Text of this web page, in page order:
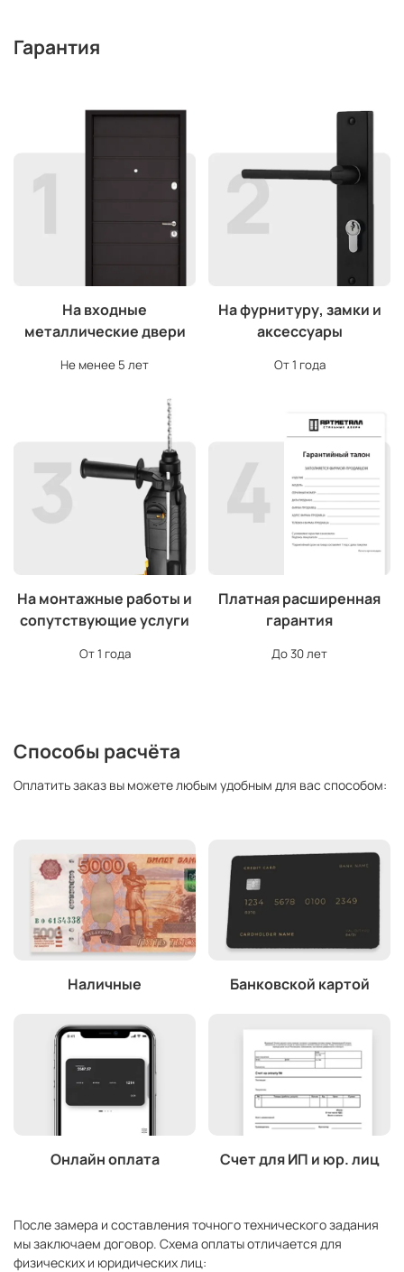
Гарантия
На входные
металлические двери
Не менее 5 лет
На фурнитуру, замки и
аксессуары
От 1 года
На монтажные работы и
сопутствующие услуги
От 1 года
Платная расширенная
гарантия
До 30 лет
Способы расчёта
Оплатить заказ вы можете любым удобным для вас способом:
Наличные Банковской картой
Онлайн оплата Счет для ИП и юр. лиц
После замера и составления точного технического задания
мы заключаем договор. Схема оплаты отличается для
физических и юридических лиц: